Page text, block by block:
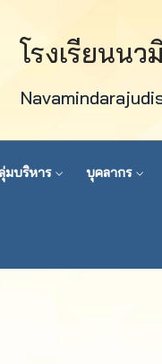
โรงเรียนน
มบริหาร บุคลากร